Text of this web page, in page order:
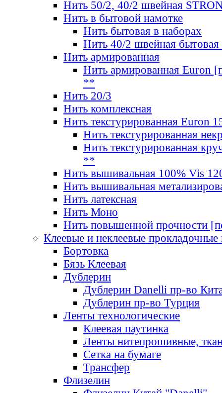
Нить 50/2, 40/2 швейная
Нить в бытовой намотке
Нить бытовая в наборах
Нить 40/2 швейная бытовая
Нить армированная
Нить армированная Euron
**
Нить 20/3
Нить комплексная
Нить текстурированная Euron
Нить текстурированная
Нить текстурированная
**
Нить вышивальная 100% Vis
Нить вышивальная
Нить латексная
Нить Моно
Нить повышенной прочности
Клеевые и неклеевые прокладочные
Бортовка
Бязь Клеевая
Дублерин
Дублерин Danelli пр-во
Дублерин пр-во Турция
Ленты технологические
Клеевая паутинка
Ленты нитепрошивные,
Сетка на бумаге
Трансфер
Флизелин